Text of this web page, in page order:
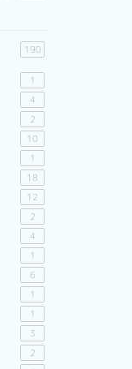
190
1
4
2
10
1
18
12
2
4
1
6
1
1
3
2